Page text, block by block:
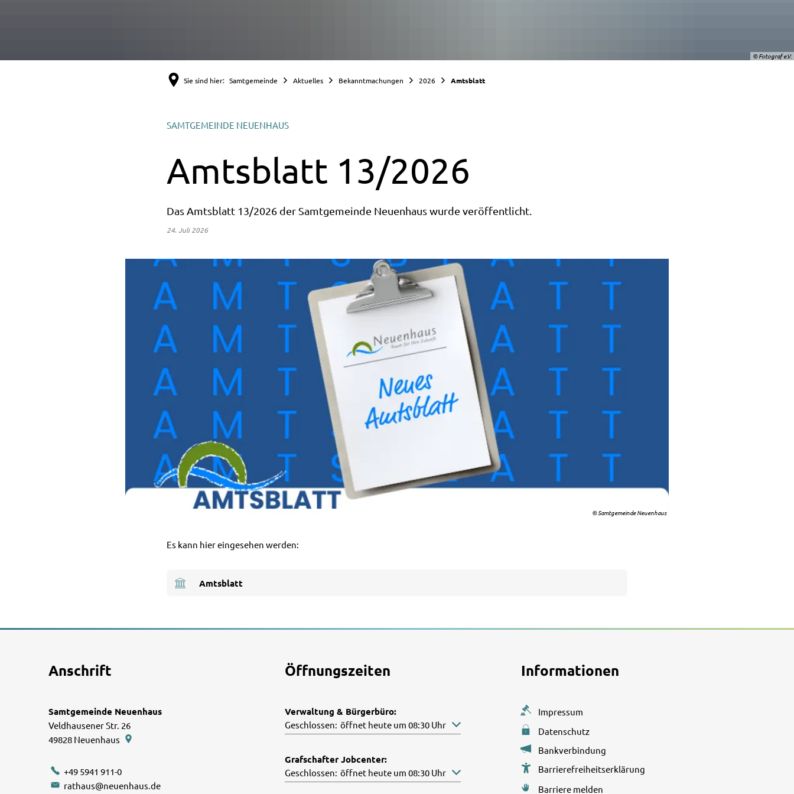
© Fotograf e.V.
Sie sind hier: Samtgemeinde Aktuelles Bekanntmachungen 2026 Amtsblatt
SAMTGEMEINDE NEUENHAUS
Amtsblatt 13/2026
Das Amtsblatt 13/2026 der Samtgemeinde Neuenhaus wurde veröffentlicht.
24. Juli 2026
© Samtgemeinde Neuenhaus
Es kann hier eingesehen werden:
Amtsblatt
Anschrift
Samtgemeinde Neuenhaus
Veldhausener Str. 26
49828 Neuenhaus
+49 5941 911-0
rathaus@neuenhaus.de
Öffnungszeiten
Verwaltung & Bürgerbüro:
Klicken, um weitere Öffnungs- oder Schließzeiten auszublenden
Geschlossen: öffnet heute um 08:30 Uhr
Grafschafter Jobcenter:
Klicken, um weitere Öffnungs- oder Schließzeiten auszublenden
Geschlossen: öffnet heute um 08:30 Uhr
Informationen
Impressum
Datenschutz
Bankverbindung
Barrierefreiheitserklärung
Barriere melden